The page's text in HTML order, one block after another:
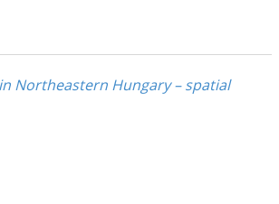
Northeastern Hungary – spatial